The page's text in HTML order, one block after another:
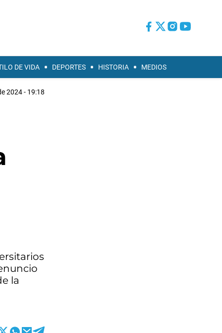
DE VIDA DEPORTES HISTORIA MEDIOS
2024 - 19:18
la